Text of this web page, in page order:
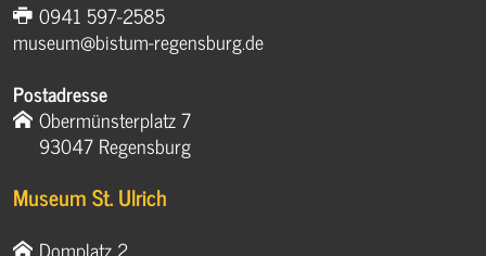
0941 597-2585
museum@bistum-regensburg.de
Postadresse
Obermünsterplatz 7
93047 Regensburg
Museum St. Ulrich
Domplatz 2